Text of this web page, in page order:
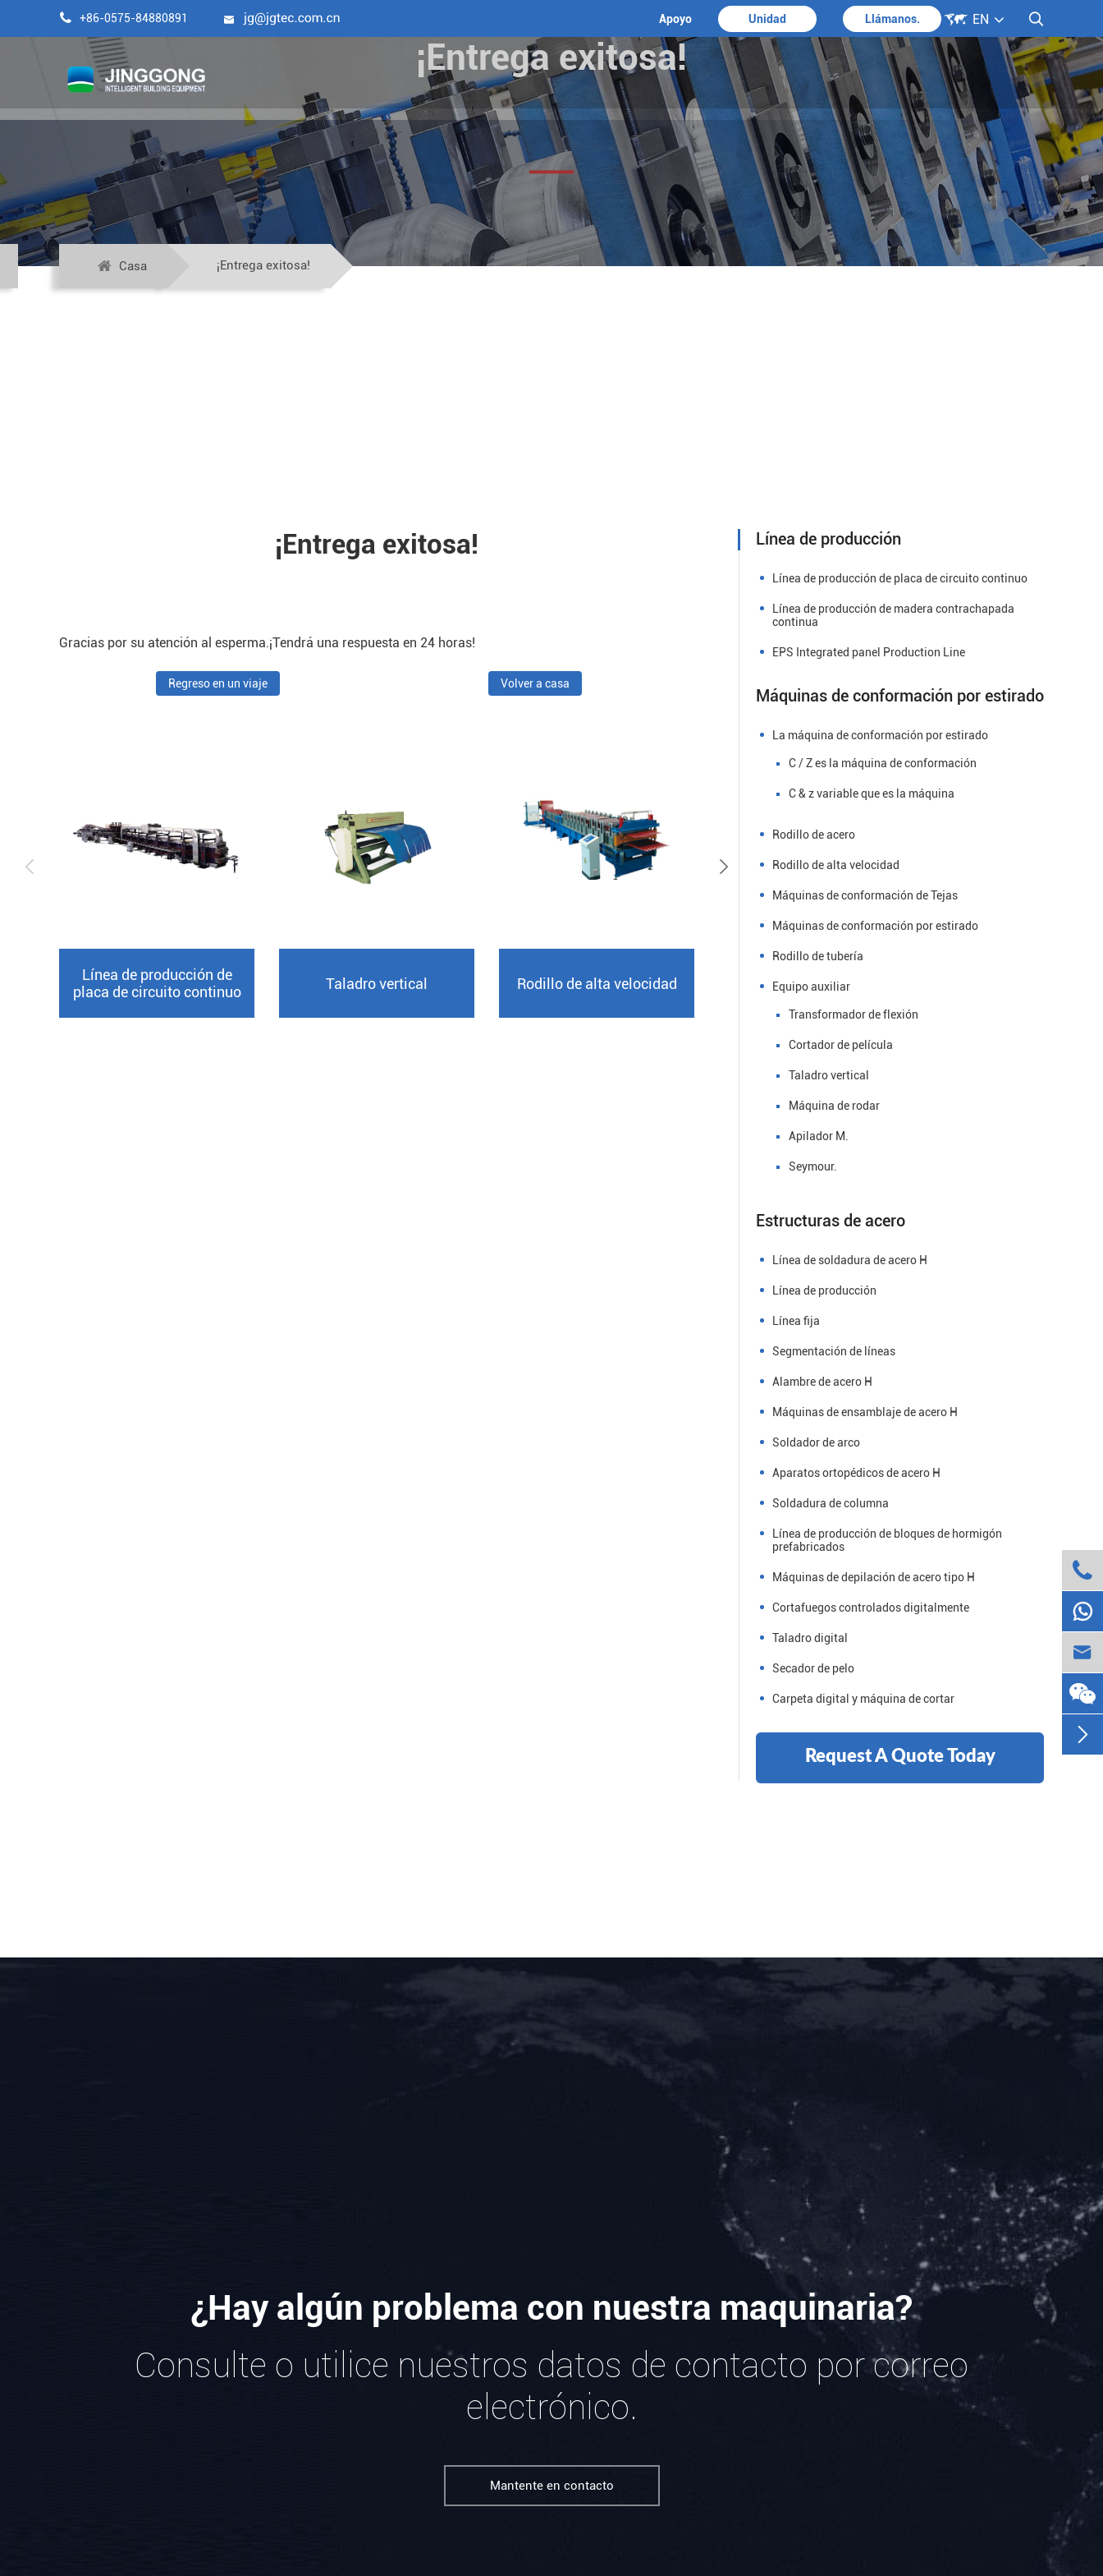
 +86-0575-84880891  
 EN
Apoyo Unidad Llámanos.
¡Entrega exitosa!
Casa ¡Entrega exitosa!
¡Entrega exitosa!
Gracias por su atención al esperma.¡Tendrá una respuesta en 24 horas!
Regreso en un viaje Volver a casa
Línea de producción de
placa de circuito continuo
Taladro vertical Rodillo de alta velocidad
de Tejas
 
Línea de producción
Línea de producción de placa de circuito continuo
Línea de producción de madera contrachapada
continua
EPS Integrated panel Production Line
Máquinas de conformación por estirado
La máquina de conformación por estirado
C / Z es la máquina de conformación
C & z variable que es la máquina
Rodillo de acero
Rodillo de alta velocidad
Máquinas de conformación de Tejas
Máquinas de conformación por estirado
Rodillo de tubería
Equipo auxiliar
Transformador de flexión
Cortador de película
Taladro vertical
Máquina de rodar
Apilador M.
Seymour.
Estructuras de acero
Línea de soldadura de acero H
Línea de producción
Línea fija
Segmentación de líneas
Alambre de acero H
Máquinas de ensamblaje de acero H
Soldador de arco
Aparatos ortopédicos de acero H
Soldadura de columna
Línea de producción de bloques de hormigón
prefabricados
Máquinas de depilación de acero tipo H
Cortafuegos controlados digitalmente
Taladro digital
Secador de pelo
Carpeta digital y máquina de cortar
Request A Quote Today
¿Hay algún problema con nuestra maquinaria?
Consulte o utilice nuestros datos de contacto por correo
electrónico.
Mantente en contacto



